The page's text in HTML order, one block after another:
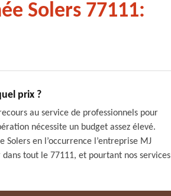
Solers 77111:
prix ?
au service de professionnels pour
nécessite un budget assez élevé.
en l’occurrence l’entreprise MJ
tout le 77111, et pourtant nos services